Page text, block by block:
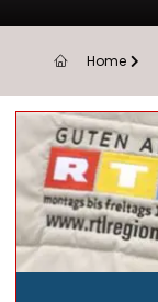
Home